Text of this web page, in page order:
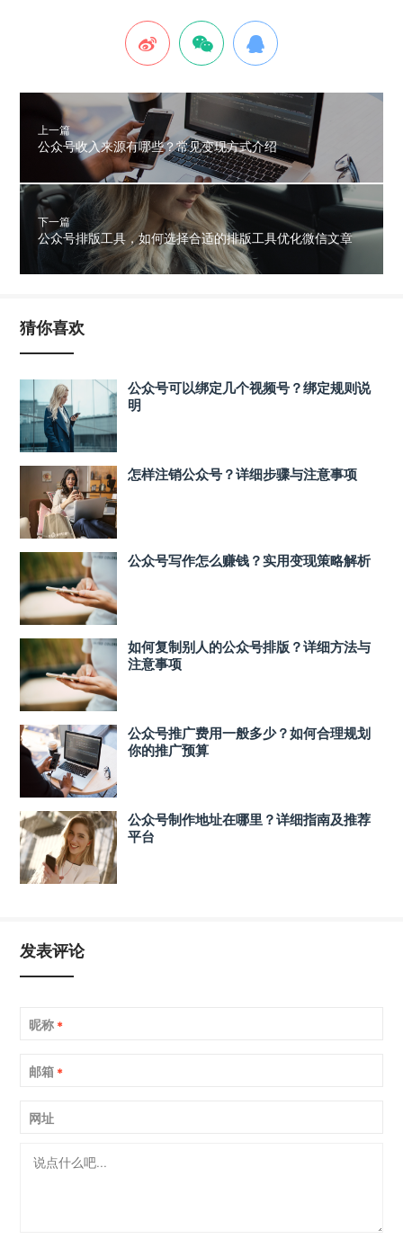
上一篇
公众号收入来源有哪些？常见变现方式介绍
下一篇
公众号排版工具，如何选择合适的排版工具优化微信文章
猜你喜欢
公众号可以绑定几个视频号？绑定规则说
明
怎样注销公众号？详细步骤与注意事项
公众号写作怎么赚钱？实用变现策略解析
如何复制别人的公众号排版？详细方法与
注意事项
公众号推广费用一般多少？如何合理规划
你的推广预算
公众号制作地址在哪里？详细指南及推荐
平台
发表评论
昵称 *
邮箱 *
网址